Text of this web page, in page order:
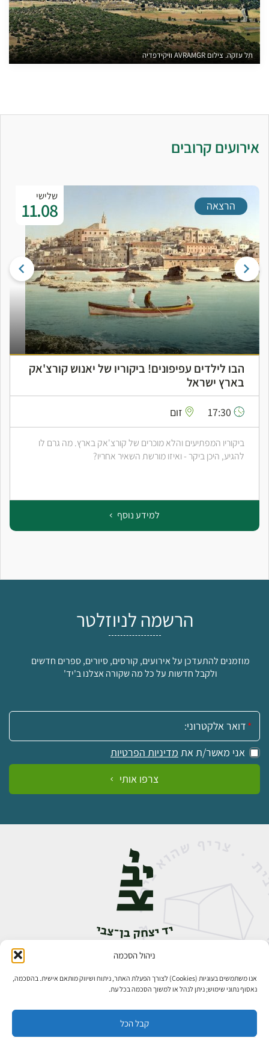
ניהול הסכמה
אנו משתמשים בעוגיות (Cookies) לצורך הפעלת האתר, ניתוח ושיווק מותאם אישית. בהסכמה,
נאסוף נתוני שימוש; ניתן לנהל או למשוך הסכמה בכל עת.
קבל הכל
תל עזקה. צילום AVRAMGR וויקידפדיה
אירועים קרובים
שלישי
01.09 אירוע
בעקבות הדיוות הגדולות: ברכה צפירה, שושנה
דמארי ואסתר גמליאלית
יד בן-צבי
מפגש של שיחה ומוזיקה בעקבות שלוש הדיוות הגדולות של
המוזיקה התימנית בישראל
למידע נוסף
הרשמה לניוזלטר
מוזמנים להתעדכן על אירועים, קורסים, סיורים, ספרים חדשים
ולקבל חדשות על כל מה שקורה אצלנו ב'יד'
אימייל:
אני מאשר/ת את מדיניות הפרטיות
צרפו אותי
אבן גבירול 14, רחביה, ירושלים